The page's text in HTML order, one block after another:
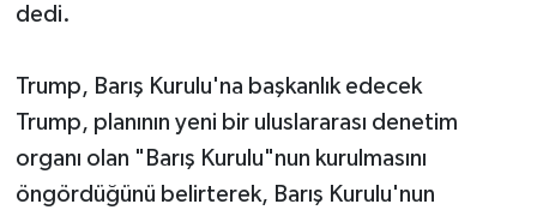
dedi.
Trump, Barış Kurulu'na başkanlık edecek
Trump, planının yeni bir uluslararası denetim
organı olan "Barış Kurulu"nun kurulmasını
öngördüğünü belirterek, Barış Kurulu'nun